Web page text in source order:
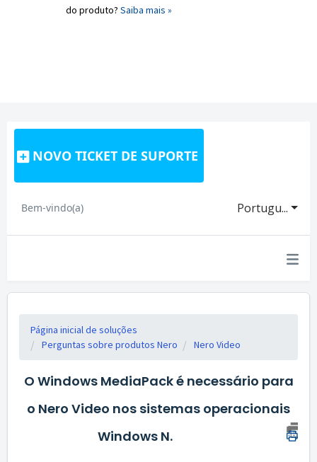
do produto? Saiba mais »
NOVO TICKET DE SUPORTE
Portugu...
Bem-vindo(a)
Página inicial de soluções
Perguntas sobre produtos Nero
Nero Video
O Windows MediaPack é necessário para
o Nero Video nos sistemas operacionais
Windows N.